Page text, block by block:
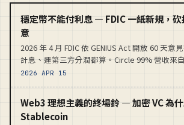
2026 APR 15
穩定幣不能付利息 — FDIC 一紙新規，
意
2026 年 4 月 FDIC 依 GENIUS Act 開放 60 天意
計息、連第三方分潤都算。Circle 99% 營收來
去年賺 $130 億——這條紅線直接動到命根子。
Web3 理想主義的終場鈴 — 加密 VC 為
Stablecoin